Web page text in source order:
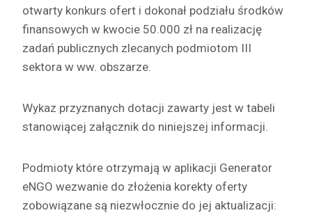
otwarty konkurs ofert i dokonał podziału środków
finansowych w kwocie 50.000 zł na realizację
zadań publicznych zlecanych podmiotom III
sektora w ww. obszarze.
Wykaz przyznanych dotacji zawarty jest w tabeli
stanowiącej załącznik do niniejszej informacji.
Podmioty które otrzymają w aplikacji Generator
eNGO wezwanie do złożenia korekty oferty
zobowiązane są niezwłocznie do jej aktualizacji: